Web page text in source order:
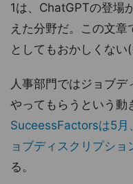
1は、ChatGPTの登場
えた分野だ。この文
としてもおかしくない
人事部門ではジョブ
やってもらうという動
SuceessFactorsは5月
ョブディスクリプシ
る。